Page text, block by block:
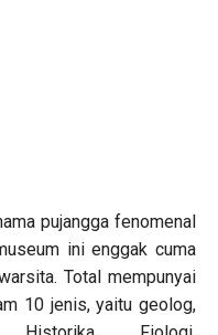
pujangga fenomenal
ini enggak cuma
Total mempunyai
10 jenis, yaitu geolog,